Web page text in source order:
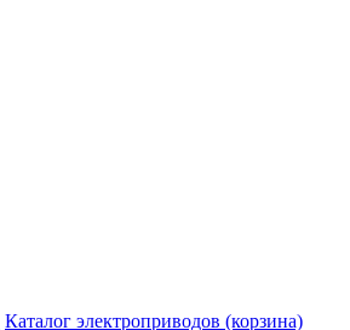
Каталог электроприводов (корзина)